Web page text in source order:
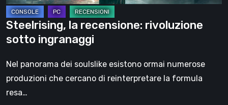
Steelrising, la recensione: rivoluzione
sotto ingranaggi
Nel panorama dei soulslike esistono ormai numerose
produzioni che cercano di reinterpretare la formula
resa…